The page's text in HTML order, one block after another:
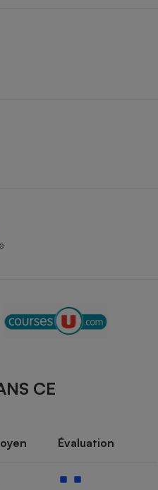
CE
Évaluation
Cafetière à expressos
Robot ménager